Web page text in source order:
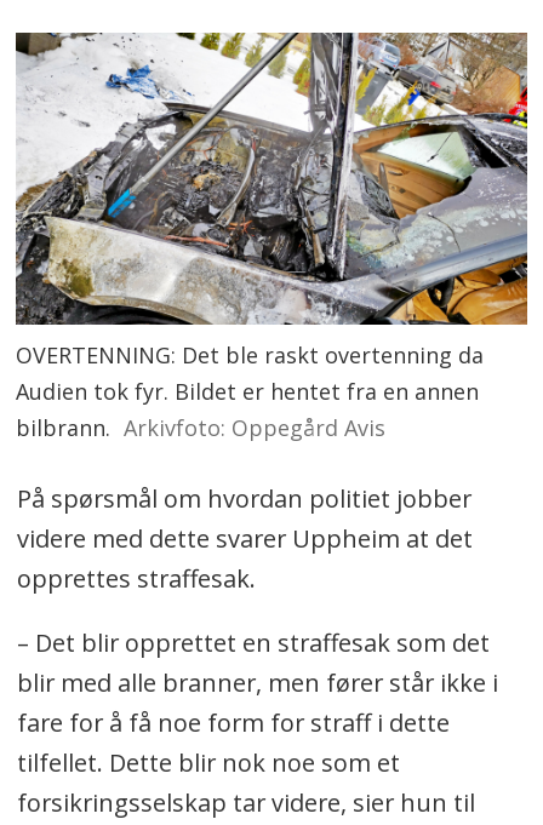
OVERTENNING: Det ble raskt overtenning da
Audien tok fyr. Bildet er hentet fra en annen
bilbrann. Arkivfoto: Oppegård Avis
På spørsmål om hvordan politiet jobber
videre med dette svarer Uppheim at det
opprettes straffesak.
– Det blir opprettet en straffesak som det
blir med alle branner, men fører står ikke i
fare for å få noe form for straff i dette
tilfellet. Dette blir nok noe som et
forsikringsselskap tar videre, sier hun til